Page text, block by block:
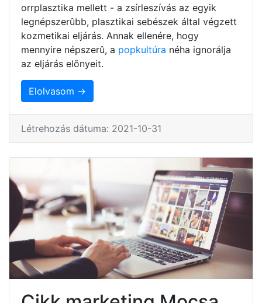
orrplasztika mellett - a zsírleszívás az egyik
legnépszerûbb, plasztikai sebészek által végzett
kozmetikai eljárás. Annak ellenére, hogy
mennyire népszerû, a popkultúra néha ignorálja
az eljárás elõnyeit.
Elolvasom →
Létrehozás dátuma: 2021-10-31